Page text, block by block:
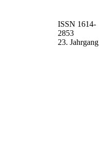
ISSN 1614-
2853
23. Jahrgang